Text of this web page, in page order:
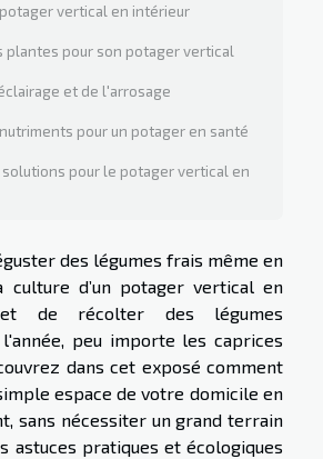
vertical en intérieur
plantes pour son potager vertical
et de l'arrosage
pour un potager en santé
pour le potager vertical en
des légumes frais même en
d’un potager vertical en
de récolter des légumes
peu importe les caprices
dans cet exposé comment
espace de votre domicile en
sans nécessiter un grand terrain
astuces pratiques et écologiques